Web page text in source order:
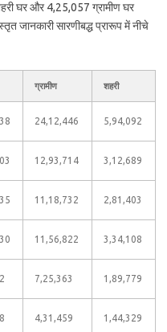
घर और 4,25,057 ग्रामीण घर
जानकारी सारणीबद्ध प्रारूप में नीचे
ग्रामीण शहरी
24,12,446 5,94,092
12,93,714 3,12,689
11,18,732 2,81,403
11,56,822 3,34,108
7,25,363 1,89,779
4,31,459 1,44,329